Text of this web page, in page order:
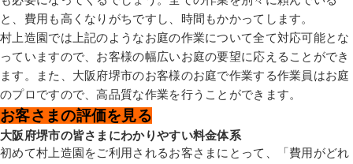
と、費用も高くなりがちですし、時間もかかってします。
村上造園では上記のようなお庭の作業について全て対応可能とな
っていますので、お客様の幅広いお庭の要望に応えることができ
ます。また、大阪府堺市のお客様のお庭で作業する作業員はお庭
のプロですので、高品質な作業を行うことができます。
お客さまの評価を見る
大阪府堺市の皆さまにわかりやすい料金体系
初めて村上造園をご利用されるお客さまにとって、「費用がどれ